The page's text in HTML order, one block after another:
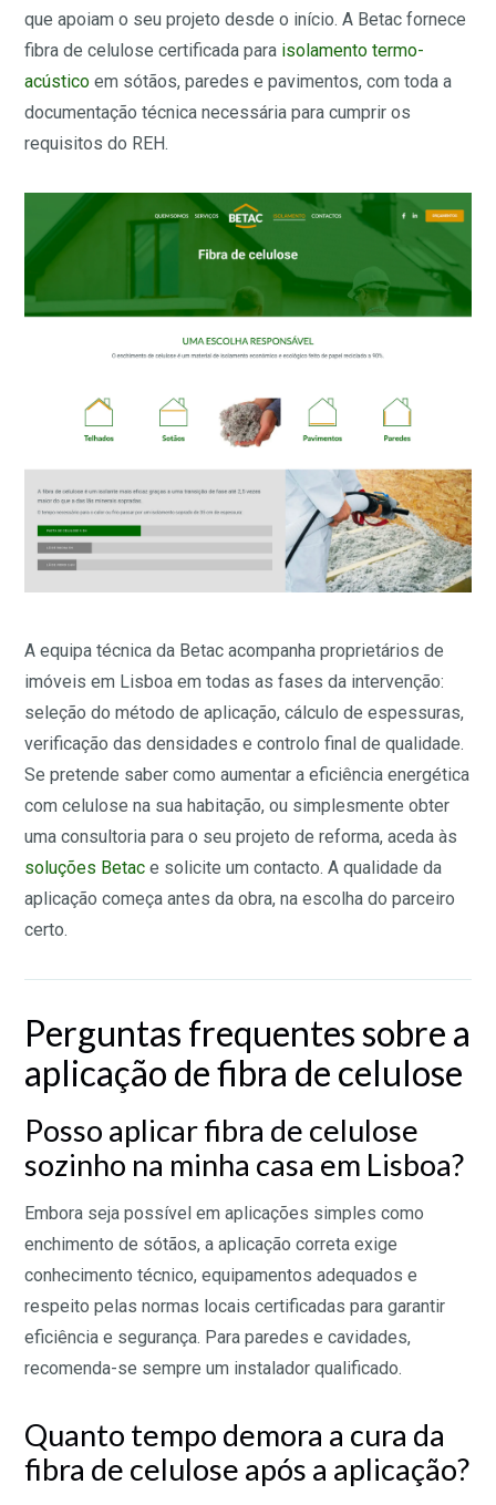
que apoiam o seu projeto desde o início. A Betac fornece
fibra de celulose certificada para isolamento termo-
acústico em sótãos, paredes e pavimentos, com toda a
documentação técnica necessária para cumprir os
requisitos do REH.
A equipa técnica da Betac acompanha proprietários de
imóveis em Lisboa em todas as fases da intervenção:
seleção do método de aplicação, cálculo de espessuras,
verificação das densidades e controlo final de qualidade.
Se pretende saber como aumentar a eficiência energética
com celulose na sua habitação, ou simplesmente obter
uma consultoria para o seu projeto de reforma, aceda às
soluções Betac e solicite um contacto. A qualidade da
aplicação começa antes da obra, na escolha do parceiro
certo.
Perguntas frequentes sobre a
aplicação de fibra de celulose
Posso aplicar fibra de celulose
sozinho na minha casa em Lisboa?
Embora seja possível em aplicações simples como
enchimento de sótãos, a aplicação correta exige
conhecimento técnico, equipamentos adequados e
respeito pelas normas locais certificadas para garantir
eficiência e segurança. Para paredes e cavidades,
recomenda-se sempre um instalador qualificado.
Quanto tempo demora a cura da
fibra de celulose após a aplicação?